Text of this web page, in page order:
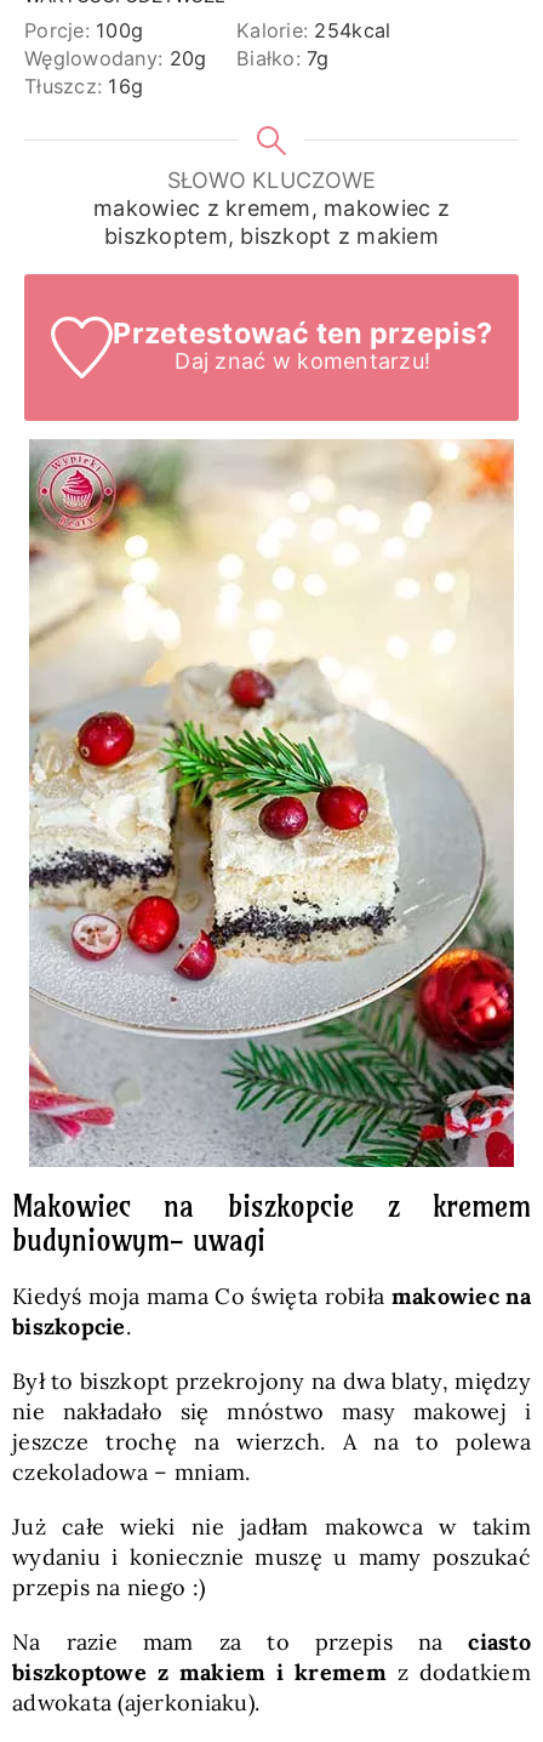
Porcje: 100g Kalorie: 254kcal
Węglowodany: 20g Białko:7g
Tłuszcz: 16g
SŁOWO KLUCZOWE
makowiec z kremem, makowiec z
biszkoptem, biszkopt z makiem
Przetestować ten przepis?
Daj znać w komentarzu!
Makowiec na biszkopcie z kremem
budyniowym- uwagi
Kiedyś moja mama Co święta robiła makowiec na
biszkopcie.
Był to biszkopt przekrojony na dwa blaty, między
nie nakładało się mnóstwo masy makowej i
jeszcze trochę na wierzch. A na to polewa
czekoladowa – mniam.
Już całe wieki nie jadłam makowca w takim
wydaniu i koniecznie muszę u mamy poszukać
przepis na niego :)
Na razie mam za to przepis naciasto
biszkoptowe z makiem i krememz dodatkiem
adwokata (ajerkoniaku).